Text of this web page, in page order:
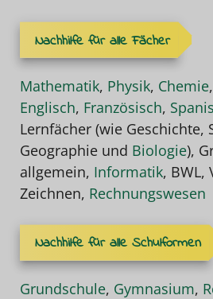
Nachhilfe für alle Fächer
Mathematik, Physik, Chemie,
Englisch, Französisch,
Lernfächer (wie Geschichte,
Geographie und Biologie),
allgemein, Informatik, BWL,
Zeichnen, Rechnungswesen
Nachhilfe für alle Schulformen
Grundschule, Gymnasium,